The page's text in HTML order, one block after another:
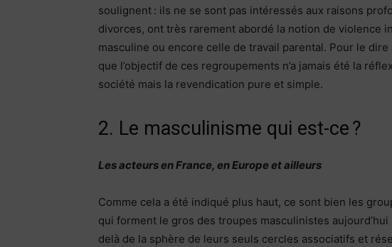
soulignent : ils ne se sont pas intéressés aux raisons
divorces, ont très rarement abordé la notion de violence
masculine ou encore celle de travail parental. Pour le
que l’objectif de ces regroupements n’a jamais été la
société mais la revendication pure et simple.
2. Le masculinisme qui est-ce ?
Les acteurs en France, en Europe et ailleurs
Comme cela a été indiqué plus haut, ce sont bien les
qui forment le gros des troupes masculinistes
delà de la sphère de leurs seuls cercles associatifs et